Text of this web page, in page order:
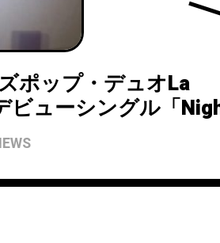
ポップ・デュオLa
ビューシングル「
にリリース！